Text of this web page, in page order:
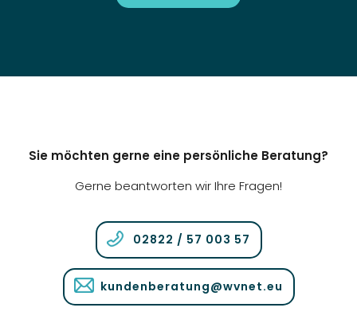
Sie möchten gerne eine persönliche Beratung?
Gerne beantworten wir Ihre Fragen!
02822 / 57 003 57
kundenberatung@wvnet.eu